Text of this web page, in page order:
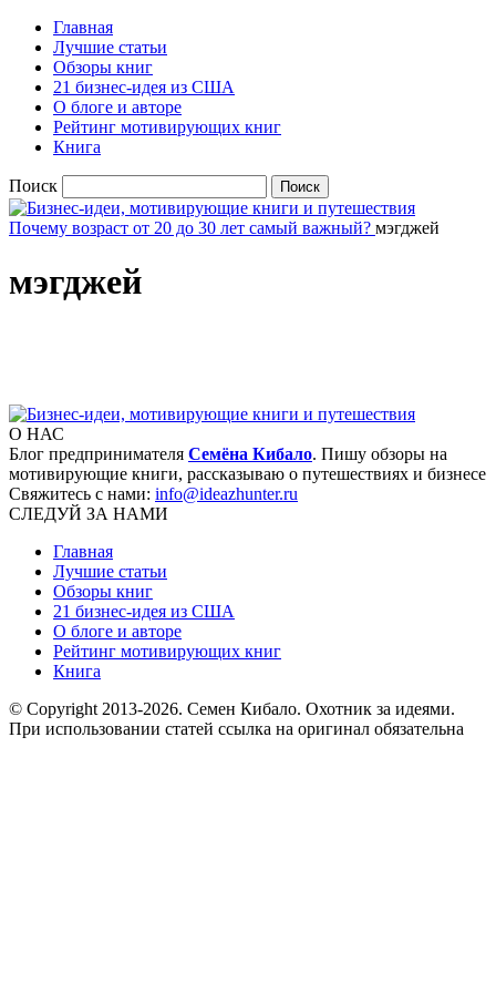
Главная
Лучшие статьи
Обзоры книг
21 бизнес-идея из США
О блоге и авторе
Рейтинг мотивирующих книг
Книга
Поиск
Почему возраст от 20 до 30 лет самый важный? мэгджей
мэгджей
О НАС
Блог предпринимателя Семёна Кибало. Пишу обзоры на
мотивирующие книги, рассказываю о путешествиях и бизнесе
Свяжитесь с нами: info@ideazhunter.ru
СЛЕДУЙ ЗА НАМИ
Главная
Лучшие статьи
Обзоры книг
21 бизнес-идея из США
О блоге и авторе
Рейтинг мотивирующих книг
Книга
© Copyright 2013-2026. Семен Кибало. Охотник за идеями.
При использовании статей ссылка на оригинал обязательна